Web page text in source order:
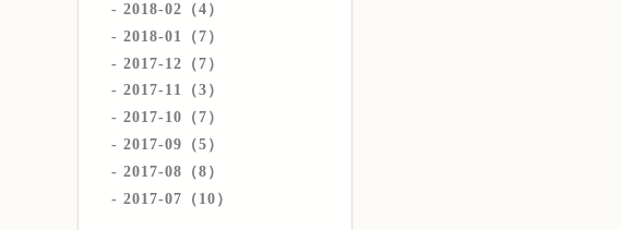
2018-02（4）
2018-01（7）
2017-12（7）
2017-11（3）
2017-10（7）
2017-09（5）
2017-08（8）
2017-07（10）